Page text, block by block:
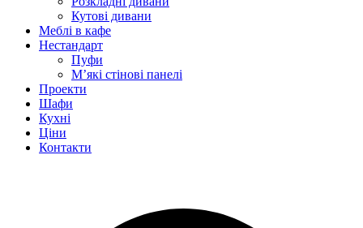
Кутові дивани
Меблі в кафе
Нестандарт
Пуфи
М’які стінові панелі
Проекти
Шафи
Кухні
Ціни
Контакти